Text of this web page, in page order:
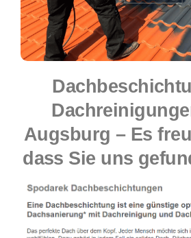
Augsburg – Es
dass Sie uns